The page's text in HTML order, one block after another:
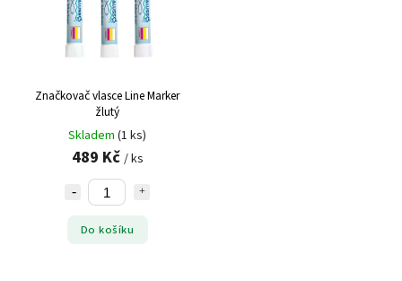
Značkovač vlasce Line Marker
žlutý
Skladem (1 ks)
489 Kč / ks
Do košíku